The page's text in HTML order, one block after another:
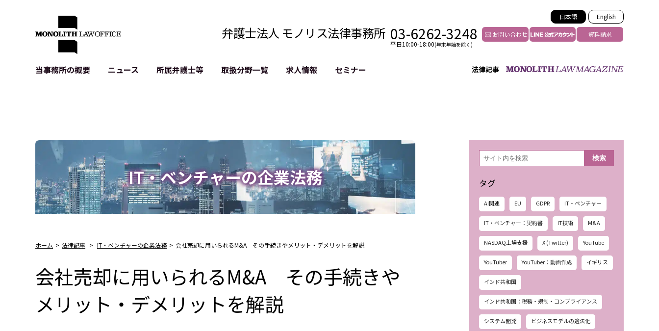
日本語 English
弁護士法人 モノリス法律事務所 03-6262-3248
平日10:00-18:00(年末年始を除く)
お問い合わせ 資料請求
法律記事
当事務所の概要
アクセス
ニュース 所属弁護士等 取扱分野一覧
IPO（上場）支援
生成AI関連法務
記事・LPの薬機法等チェック
D2C等の不正転売対策
サイバー犯罪の刑事告訴等
GDPR対応支援
リスティング汚染の削除対策
過去の芸能等活動の削除
YouTube等SNSのM&A
求人情報 セミナー
IT・ベンチャーの企業法務
ホーム > 法律記事 > IT・ベンチャーの企業法務 > 会社売却に用いられるM&A その手続きやメリット・デメリットを解説
会社売却に用いられるM&A その手続きや
メリット・デメリットを解説
検
索 検索
タグ
AI関連 EU GDPR IT・ベンチャー
IT・ベンチャー：契約書 IT技術 M&A
NASDAQ上場支援 X (Twitter) YouTube
YouTuber YouTuber：動画作成 イギリス
インド共和国
インド共和国：税務・規制・コンプライアンス
システム開発 ビジネスモデルの適法化